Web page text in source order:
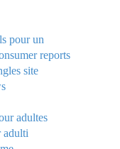
pour un
reports
site
adultes
adulti